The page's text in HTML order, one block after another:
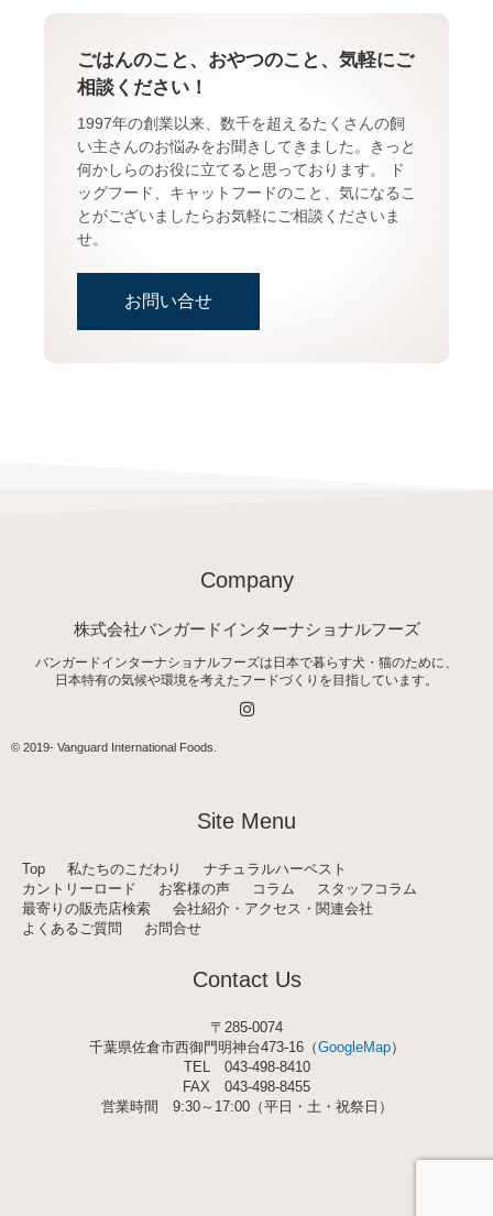
ごはんのこと、おやつのこと、気軽にご
相談ください！
1997年の創業以来、数千を超えるたくさんの飼
い主さんのお悩みをお聞きしてきました。きっと
何かしらのお役に立てると思っております。 ド
ッグフード、キャットフードのこと、気になるこ
とがございましたらお気軽にご相談くださいま
せ。
お問い合せ
Company
株式会社バンガードインターナショナルフーズ
バンガードインターナショナルフーズは日本で暮らす犬・猫のために、
日本特有の気候や環境を考えたフードづくりを目指しています。
I
n
a
m
© 2019- Vanguard International Foods
Site Menu
Top 私たちのこだわり
ナチュラルハーベスト
カントリーロード
お客様の声 コラム
スタッフコラム
最寄りの販売店検索
会社紹介・アクセス・関連会社
よくあるご質問
お問合せ
Contact Us
〒285-0074
千葉県佐倉市西御門明神台473-16（GoogleMap）
TEL 043-498-8410
FAX 043-498-8455
営業時間 9:30～17:00（平日・土・祝祭日）